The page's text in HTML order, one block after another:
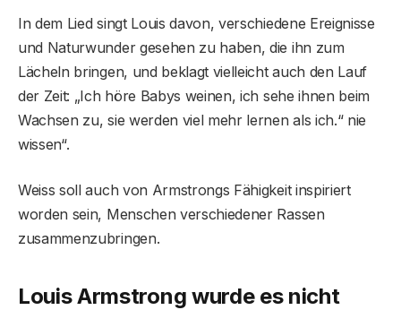
In dem Lied singt Louis davon, verschiedene Ereignisse
und Naturwunder gesehen zu haben, die ihn zum
Lächeln bringen, und beklagt vielleicht auch den Lauf
der Zeit: „Ich höre Babys weinen, ich sehe ihnen beim
Wachsen zu, sie werden viel mehr lernen als ich.“ nie
wissen“.
Weiss soll auch von Armstrongs Fähigkeit inspiriert
worden sein, Menschen verschiedener Rassen
zusammenzubringen.
Louis Armstrong wurde es nicht